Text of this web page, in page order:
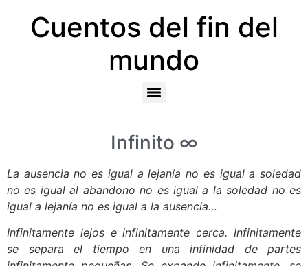
Cuentos del fin del
mundo
Infinito ∞
La ausencia no es igual a lejanía no es igual a soledad
no es igual al abandono no es igual a la soledad no es
igual a lejanía no es igual a la ausencia…
Infinitamente lejos e infinitamente cerca. Infinitamente
se separa el tiempo en una infinidad de partes